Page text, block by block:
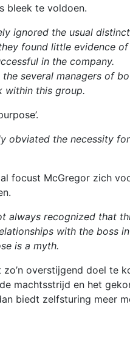
bleek te voldoen.
ignored the usual
found little evidence
in the company.
several managers of
within this group.
obviated the necessity
focust McGregor zich
always recognized that
with the boss
is a myth.
overstijgend doel te
machtsstrijd en het
biedt zelfsturing meer